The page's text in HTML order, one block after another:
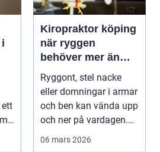
Kiropraktor köping
när ryggen
behöver mer än
vila
Ryggont, stel nacke
eller domningar i armar
och ben kan vända upp
och ner på vardagen.
Många väntar ...
06 mars 2026